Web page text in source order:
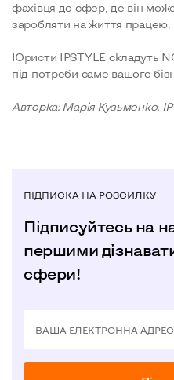
фахівця до сфер, де він
заробляти на життя працею.
Юристи IPSTYLE складуть
під потреби саме вашого
Авторка: Марія Кузьменко,
ПІДПИСКА НА РОЗСИЛКУ
Підписуйтесь на
першими
сфери!
ВАША ЕЛЕКТРОННА